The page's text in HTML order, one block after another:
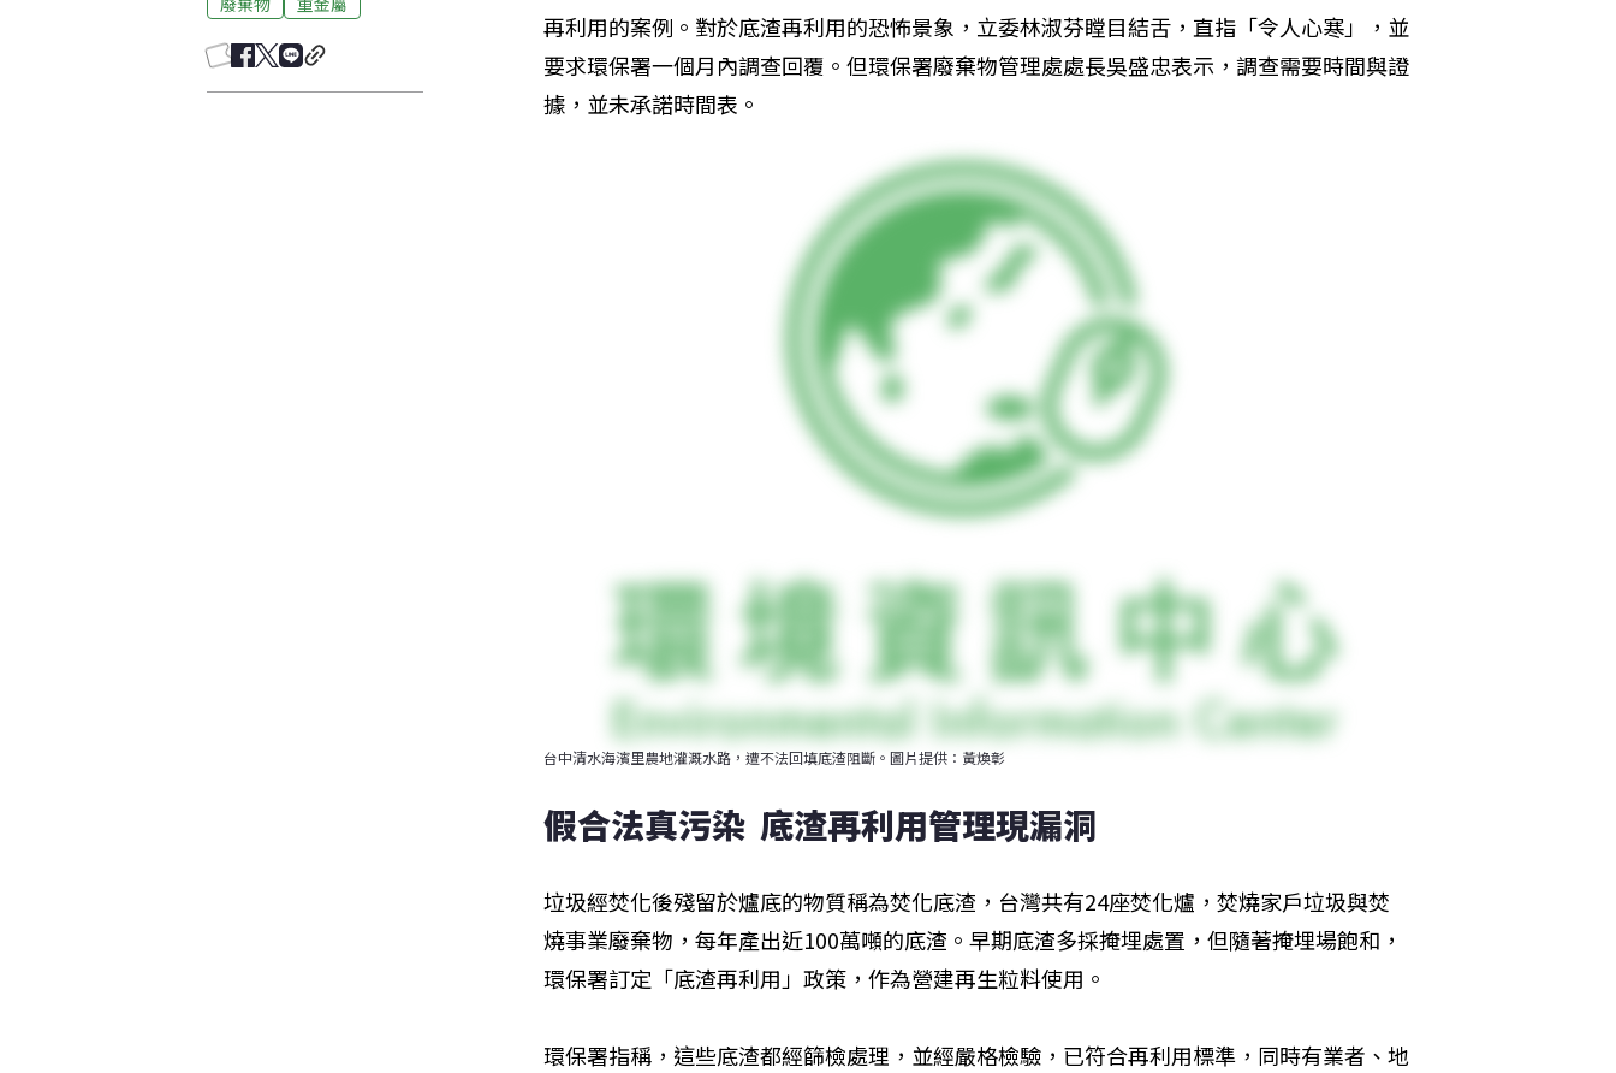
再利用的案例。對於底渣再利用的恐怖景象，立委林淑芬瞠目結舌，直指「令人心寒」，並
要求環保署一個月內調查回覆。但環保署廢棄物管理處處長吳盛忠表示，調查需要時間與證
據，並未承諾時間表。
台中清水海濱里農地灌溉水路，遭不法回填底渣阻斷。圖片提供：黃煥彰
假合法真污染  底渣再利用管理現漏洞
垃圾經焚化後殘留於爐底的物質稱為焚化底渣，台灣共有24座焚化爐，焚燒家戶垃圾與焚
燒事業廢棄物，每年產出近100萬噸的底渣。早期底渣多採掩埋處置，但隨著掩埋場飽和，
環保署訂定「底渣再利用」政策，作為營建再生粒料使用。
環保署指稱，這些底渣都經篩檢處理，並經嚴格檢驗，已符合再利用標準，同時有業者、地